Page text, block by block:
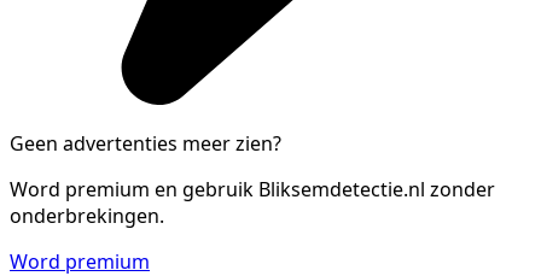
Geen advertenties meer zien?
Word premium en gebruik Bliksemdetectie.nl zonder
onderbrekingen.
Word premium